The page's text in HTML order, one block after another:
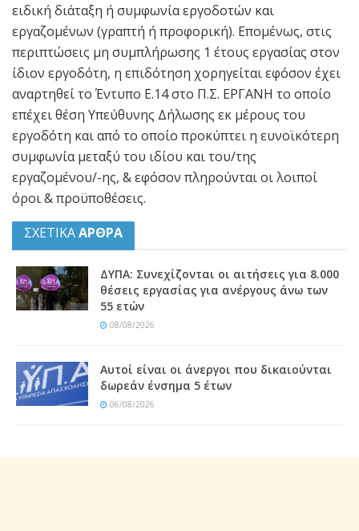
ειδική διάταξη ή συμφωνία εργοδοτών και
εργαζομένων (γραπτή ή προφορική). Επομένως, στις
περιπτώσεις μη συμπλήρωσης 1 έτους εργασίας στον
ίδιον εργοδότη, η επιδότηση χορηγείται εφόσον έχει
αναρτηθεί το Έντυπο Ε.14 στο Π.Σ. ΕΡΓΑΝΗ το οποίο
επέχει θέση Υπεύθυνης Δήλωσης εκ μέρους του
εργοδότη και από το οποίο προκύπτει η ευνοϊκότερη
συμφωνία μεταξύ του ιδίου και του/της
εργαζομένου/-ης, & εφόσον πληρούνται οι λοιποί
όροι & προϋποθέσεις.
ΣΧΕΤΙΚΑΑΡΘΡΑ
ΔΥΠΑ: Συνεχίζονται οι αιτήσεις για 8.000
θέσεις εργασίας για ανέργους άνω των
55 ετών
08/08/2026
Αυτοί είναι οι άνεργοι που δικαιούνται
δωρεάν ένσημα 5 έτων
06/08/2026